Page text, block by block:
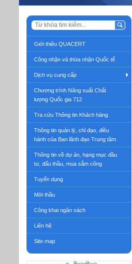
Giới thiệu QUACERT
Công nhận và thừa nhận Quốc tế
Dịch vụ cung cấp
Chương trình Năng suất Chất
lượng Quốc gia 712
Tra cứu Thông tin Khách hàng
Thông tin quản lý, chỉ đạo, điều
hành của Ban lãnh đạo Trung tâm
Thông tin về dự án, hạng mục đầu
tư, đấu thầu, mua sắm công
Tuyển dụng
Mời thầu
Công khai ngân sách
Liên hệ
Site map